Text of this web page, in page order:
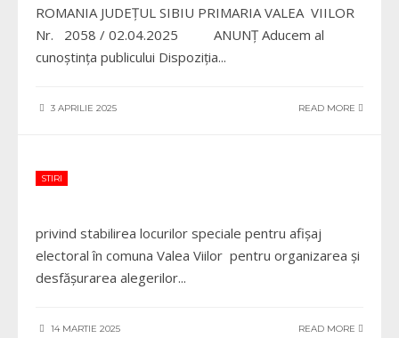
ROMANIA JUDEŢUL SIBIU PRIMARIA VALEA VIILOR
Nr. 2058 / 02.04.2025 ANUNȚ Aducem al
cunoștința publicului Dispoziţia...
3 APRILIE 2025 READ MORE
STIRI
privind stabilirea locurilor speciale pentru afișaj
electoral în comuna Valea Viilor pentru organizarea și
desfășurarea alegerilor...
14 MARTIE 2025 READ MORE